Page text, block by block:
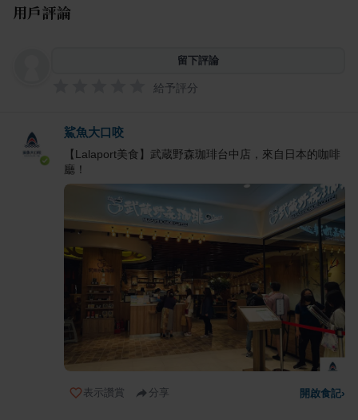
用戶評論
留下評論
給予評分
鯊魚大口咬
【Lalaport美食】武蔵野森珈琲台中店，來自日本的咖啡
廳！
表示讚賞 分享 開啟食記›